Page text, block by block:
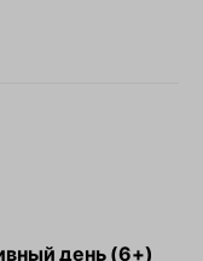
день (6+)